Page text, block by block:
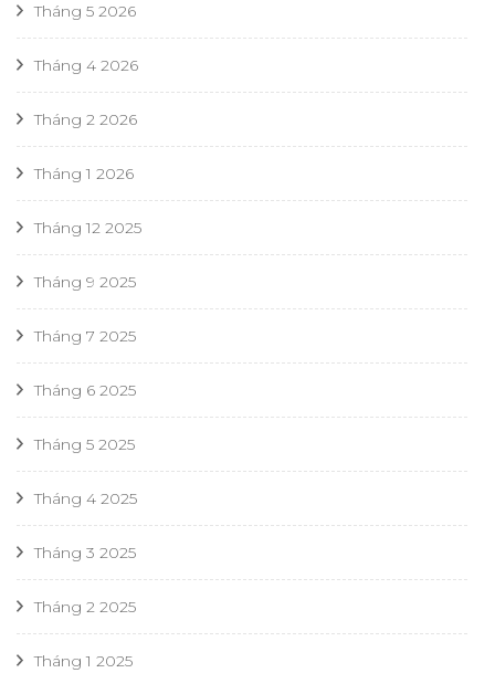
Tháng 5 2026
Tháng 4 2026
Tháng 2 2026
Tháng 1 2026
Tháng 12 2025
Tháng 9 2025
Tháng 7 2025
Tháng 6 2025
Tháng 5 2025
Tháng 4 2025
Tháng 3 2025
Tháng 2 2025
Tháng 1 2025